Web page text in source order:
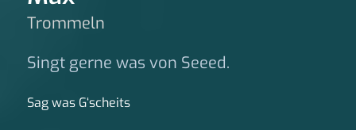
Trommeln
Singt gerne was von Seeed.
Sag was G‘scheits